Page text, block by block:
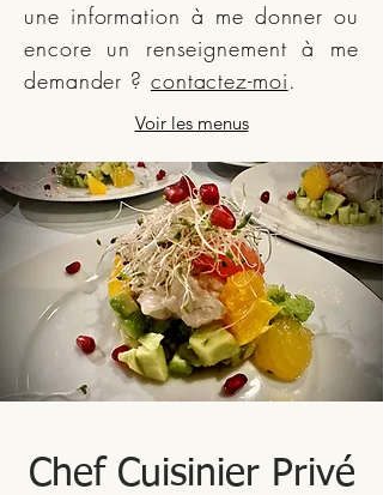
une information à me donner ou
encore un renseignement à me
demander ? contactez-moi.
Voir les menus
Chef Cuisinier Privé